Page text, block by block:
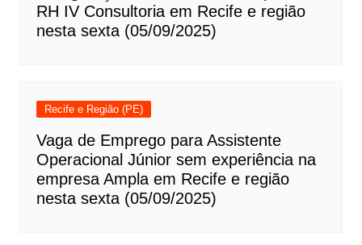
RH IV Consultoria em Recife e região
nesta sexta (05/09/2025)
Recife e Região (PE)
Vaga de Emprego para Assistente
Operacional Júnior sem experiência na
empresa Ampla em Recife e região
nesta sexta (05/09/2025)